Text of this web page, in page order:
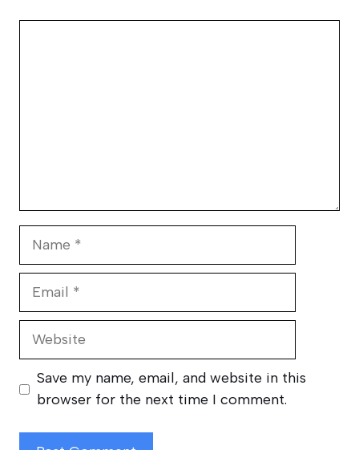
Website
Save my name, email, and website in this
browser for the next time I comment.